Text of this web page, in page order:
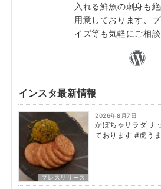
入れる鮮魚の刺身も
用意しております、
イズ等も気軽にご相
インスタ最新情報
プレスリリース
2026年8月7日
かぼちゃサラダ ナ
ております #虎うま